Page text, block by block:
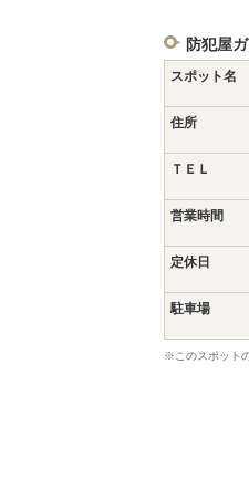
防犯屋
スポット名
住所
ＴＥＬ
営業時間
定休日
駐車場
※このスポット